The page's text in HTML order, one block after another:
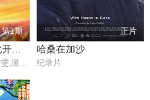
第1期
浙江卫视2025文化开年·追光行大运
正片
哈桑在加沙
纪录片